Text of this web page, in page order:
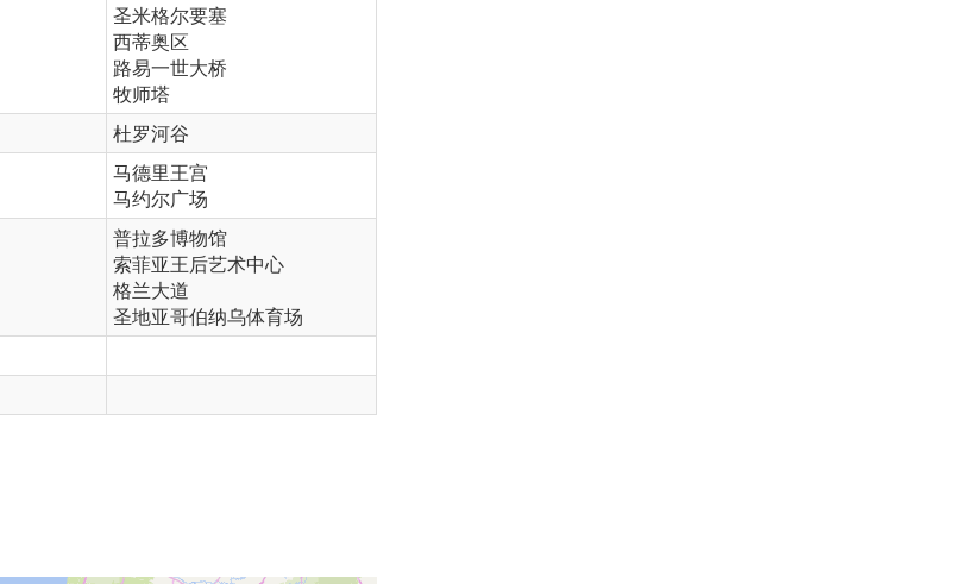
圣米格尔要塞
西蒂奥区
路易一世大桥
牧师塔
杜罗河谷
马德里王宫
马约尔广场
普拉多博物馆
索菲亚王后艺术中心
格兰大道
圣地亚哥伯纳乌体育场